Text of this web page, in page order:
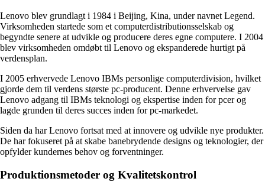
Lenovo blev grundlagt i 1984 i Beijing, Kina, under navnet Legend.
Virksomheden startede som et computerdistributionsselskab og
begyndte senere at udvikle og producere deres egne computere. I 2004
blev virksomheden omdøbt til Lenovo og ekspanderede hurtigt på
verdensplan.
I 2005 erhvervede Lenovo IBMs personlige computerdivision, hvilket
gjorde dem til verdens største pc-producent. Denne erhvervelse gav
Lenovo adgang til IBMs teknologi og ekspertise inden for pcer og
lagde grunden til deres succes inden for pc-markedet.
Siden da har Lenovo fortsat med at innovere og udvikle nye produkter.
De har fokuseret på at skabe banebrydende designs og teknologier, der
opfylder kundernes behov og forventninger.
Produktionsmetoder og Kvalitetskontrol